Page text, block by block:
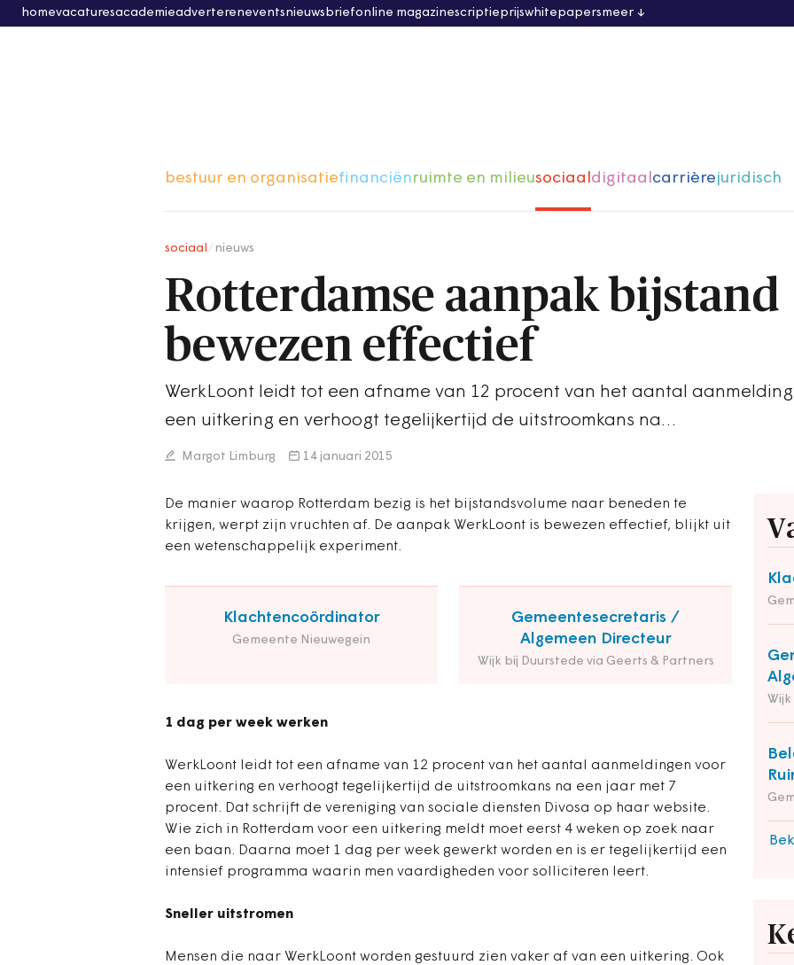
homevacaturesacademieadvertereneventsnieuwsbriefonline magazinescriptieprijswhitepapersmeer
bestuur en organisatiefinanciënruimte en milieusociaaldigitaalcarrièrejuridisch
sociaal nieuws
Rotterdamse aanpak bijstand
bewezen effectief
WerkLoont leidt tot een afname van 12 procent van het aantal
een uitkering en verhoogt tegelijkertijd de uitstroomkans na…
Margot Limburg 14 januari 2015
De manier waarop Rotterdam bezig is het bijstandsvolume naar beneden te
krijgen, werpt zijn vruchten af. De aanpak WerkLoont is bewezen effectief, blijkt uit
een wetenschappelijk experiment.
Klachtencoördinator
Gemeente Nieuwegein
Gemeentesecretaris /
Algemeen Directeur
Wijk bij Duurstede via Geerts & Partners
1 dag per week werken
WerkLoont leidt tot een afname van 12 procent van het aantal aanmeldingen voor
een uitkering en verhoogt tegelijkertijd de uitstroomkans na een jaar met 7
procent. Dat schrijft de vereniging van sociale diensten Divosa op haar website.
Wie zich in Rotterdam voor een uitkering meldt moet eerst 4 weken op zoek naar
een baan. Daarna moet 1 dag per week gewerkt worden en is er tegelijkertijd een
intensief programma waarin men vaardigheden voor solliciteren leert.
Sneller uitstromen
Mensen die naar WerkLoont worden gestuurd zien vaker af van een uitkering. Ook